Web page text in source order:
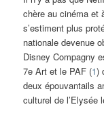
chère au cinéma et
s’estiment plus
nationale devenue
Disney Compagny
7e Art et le PAF (1)
deux épouvantails
culturel de l’Elysée